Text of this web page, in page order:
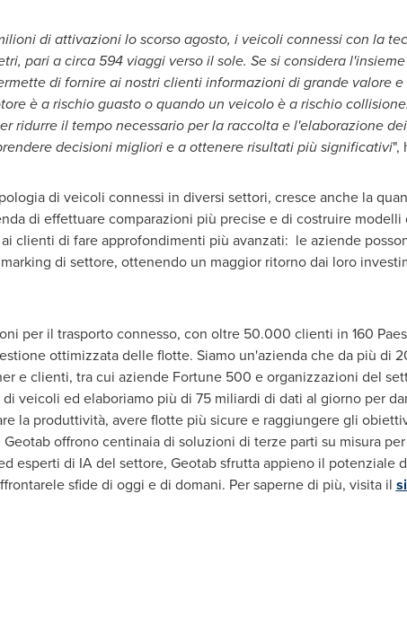
di attivazioni lo scorso agosto, i veicoli connessi con la
pari a circa 594 viaggi verso il sole. Se si considera
di fornire ai nostri clienti informazioni di grande valore
è a rischio guasto o quando un veicolo è a rischio
ridurre il tempo necessario per la raccolta e l'elaborazione
decisioni migliori e a ottenere risultati più significativi",
di veicoli connessi in diversi settori, cresce anche la
di effettuare comparazioni più precise e di costruire
clienti di fare approfondimenti più avanzati: le aziende
di settore, ottenendo un maggior ritorno dai loro
per il trasporto connesso, con oltre 50.000 clienti in 160
ottimizzata delle flotte. Siamo un'azienda che da più di
e clienti, tra cui aziende Fortune 500 e organizzazioni del
veicoli ed elaboriamo più di 75 miliardi di dati al giorno per
la produttività, avere flotte più sicure e raggiungere gli
offrono centinaia di soluzioni di terze parti su misura
esperti di IA del settore, Geotab sfrutta appieno il potenziale
sfide di oggi e di domani. Per saperne di più, visita il